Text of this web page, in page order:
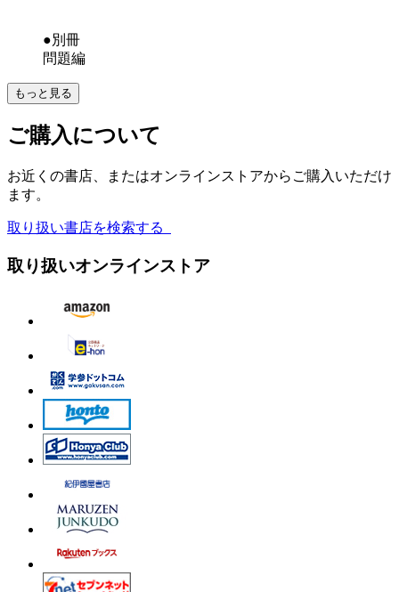
●別冊
問題編
もっと見る
ご購入について
お近くの書店、またはオンラインストアからご購入いただけ
ます。
取り扱い書店を検索する
取り扱いオンラインストア